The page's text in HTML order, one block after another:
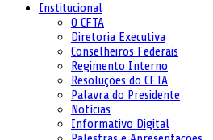
Institucional
O CFTA
Diretoria Executiva
Conselheiros Federais
Regimento Interno
Resoluções do CFTA
Palavra do Presidente
Notícias
Informativo Digital